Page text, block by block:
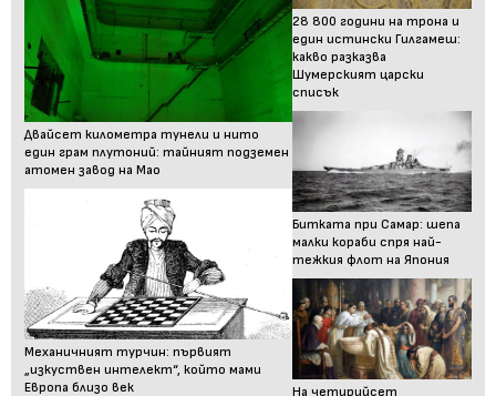
Двайсет километра тунели и нито
един грам плутоний: тайният подземен
атомен завод на Мао
Механичният турчин: първият
„изкуствен интелект“, който мами
Европа близо век
28 800 години на трона и
един истински Гилгамеш:
какво разказва
Шумерският царски
списък
Битката при Самар: шепа
малки кораби спря най-
тежкия флот на Япония
На четирийсет